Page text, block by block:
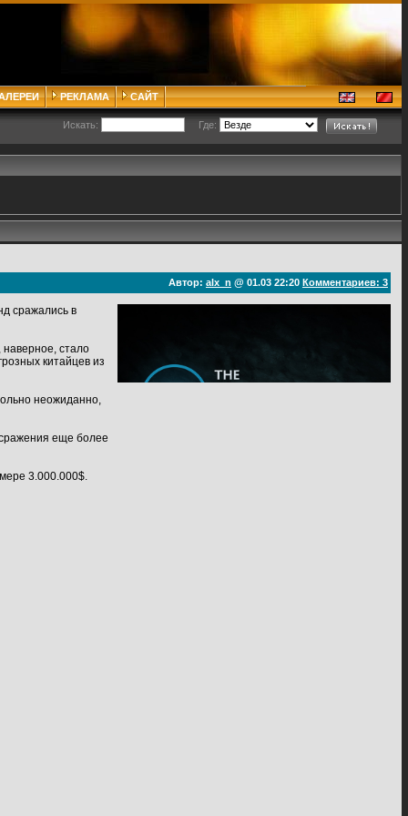
РЕКЛАМА САЙТ
Искать: Где:
Автор: alx_n @ 01.03 22:20 Комментариев: 3
сражались в
стало
китайцев из
неожиданно,
еще более
3.000.000$.